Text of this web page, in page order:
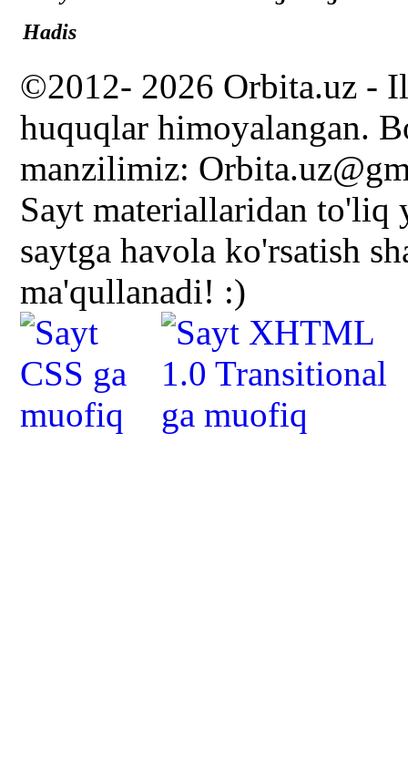
Hadis
©2012- 2026 Orbita.uz -
huquqlar himoyalangan.
manzilimiz:
Sayt materiallaridan
saytga havola ko'rsatish
ma'qullanadi! :)